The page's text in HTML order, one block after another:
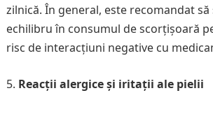
zilnică. În general, este recomandat
echilibru în consumul de scorțișoară
risc de interacțiuni negative cu
Reacții alergice și iritații ale pielii